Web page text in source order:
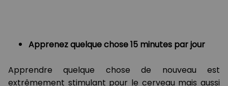
Apprenez quelque chose 15 minutes par jour
Apprendre quelque chose de nouveau est
extrêmement stimulant pour le cerveau mais aussi